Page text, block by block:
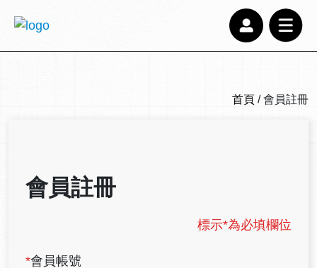
首頁 / 會員註冊
會員註冊
標示*為必填欄位
*會員帳號